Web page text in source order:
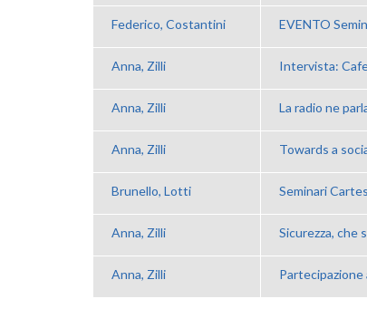
Federico, Costantini EVENTO
Anna, Zilli Intervista:
Anna, Zilli La radio ne
Anna, Zilli Towards a
Brunello, Lotti Seminari
Anna, Zilli Sicurezza, che
Anna, Zilli Partecipazione